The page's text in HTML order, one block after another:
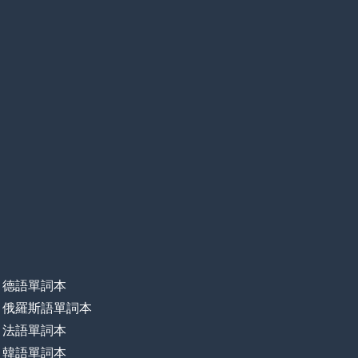
德語單詞本
俄羅斯語單詞本
法語單詞本
韓語單詞本